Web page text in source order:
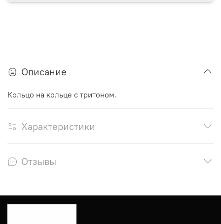
Описание
Кольцо на кольце с тритоном.
Характеристики
Отзывы